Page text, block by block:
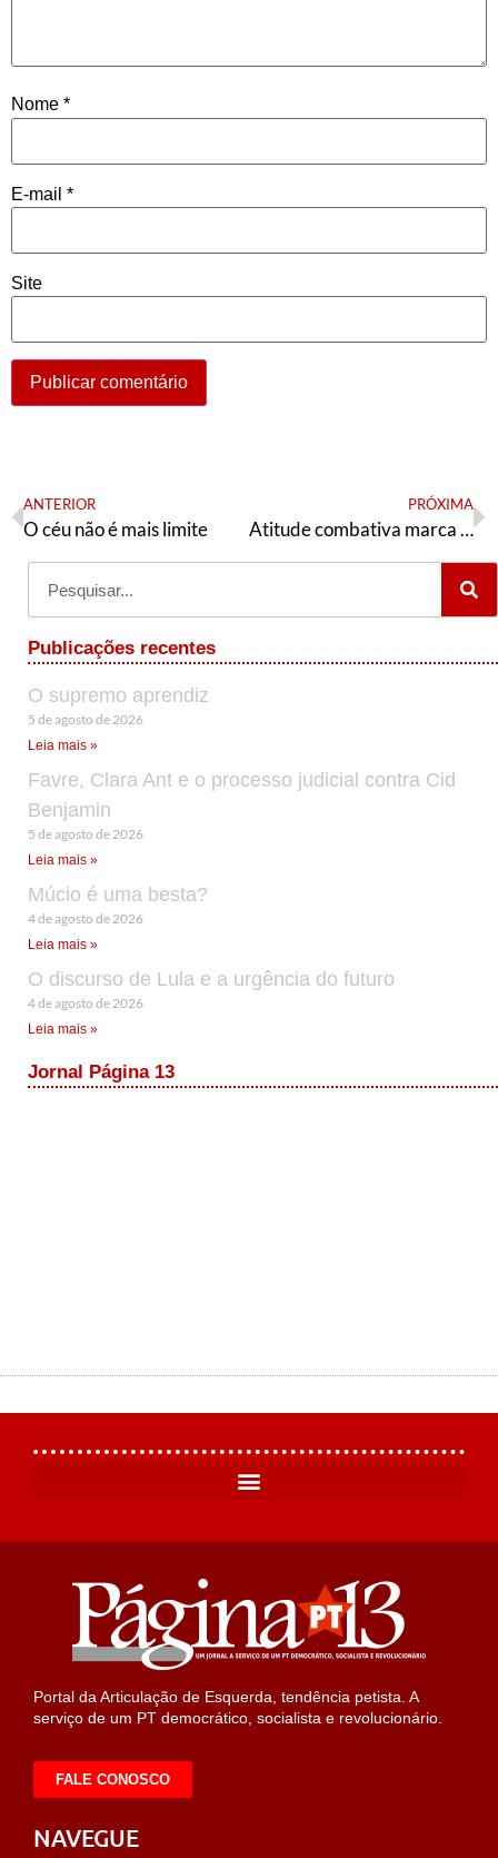
Nome *
E-mail *
Site
ANTERIOR
O céu não é mais limite
PRÓXIMA
Atitude combativa marca a trajetória de Sinézio
Publicações recentes
O supremo aprendiz
5 de agosto de 2026
Leia mais »
Favre, Clara Ant e o processo judicial contra Cid
Benjamin
5 de agosto de 2026
Leia mais »
Múcio é uma besta?
4 de agosto de 2026
Leia mais »
O discurso de Lula e a urgência do futuro
4 de agosto de 2026
Leia mais »
Jornal Página 13
Portal da Articulação de Esquerda, tendência petista. A
serviço de um PT democrático, socialista e revolucionário.
FALE CONOSCO
NAVEGUE